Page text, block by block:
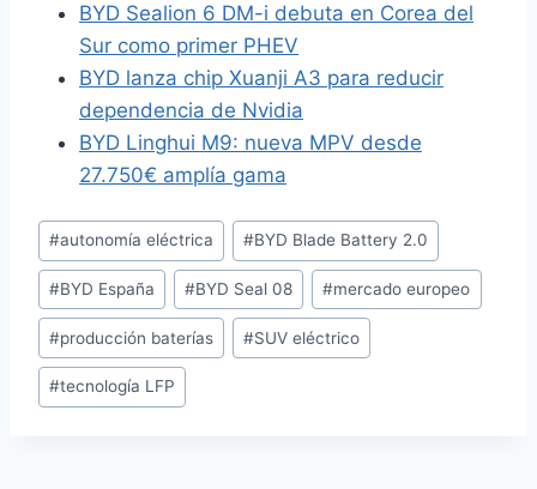
BYD Sealion 6 DM-i debuta en Corea del
Sur como primer PHEV
BYD lanza chip Xuanji A3 para reducir
dependencia de Nvidia
BYD Linghui M9: nueva MPV desde
27.750€ amplía gama
Etiquetas
de
la
entrada:
#autonomía eléctrica #BYD Blade Battery 2.0
#BYD España #BYD Seal 08 #mercado europeo
#producción baterías #SUV eléctrico
#tecnología LFP